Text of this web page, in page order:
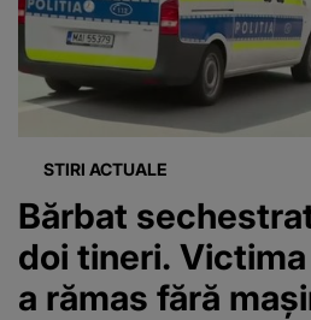
STIRI ACTUALE
Bărbat
doi tineri.
a rămas fără